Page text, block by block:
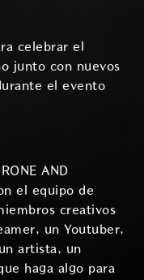
celebrar el
junto con nuevos
el evento
AND
el equipo de
creativos
un Youtuber,
artista, un
haga algo para